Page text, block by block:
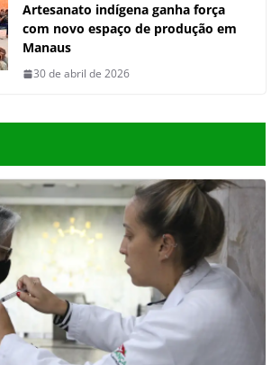
Artesanato indígena ganha força
com novo espaço de produção em
Manaus
30 de abril de 2026